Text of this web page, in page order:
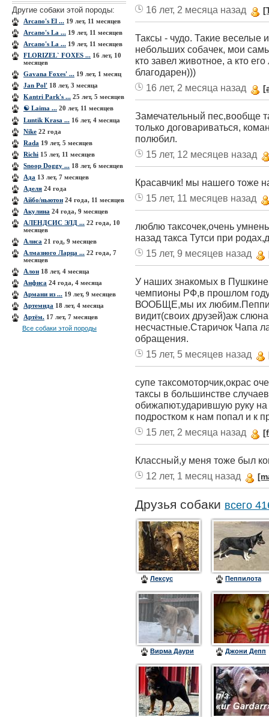
Другие собаки этой породы:
Arcano's El ... 19 лет, 11 месяцев
Arcano's La ... 19 лет, 11 месяцев
Arcano's La ... 19 лет, 11 месяцев
FLORIZEL` FOXES ... 16 лет, 10
месяцев
Gavana Foxes' ... 19 лет, 1 месяц
Jan Pol' 18 лет, 3 месяца
Kantri Park's ... 25 лет, 5 месяцев
☯ Laima ... 20 лет, 11 месяцев
Luntik Krasa ... 16 лет, 4 месяца
Nike 22 года
Rada 19 лет, 5 месяцев
Richi 15 лет, 11 месяцев
Snoop Doggy ... 18 лет, 6 месяцев
Ада 13 лет, 7 месяцев
Аделя 24 года
Айбо/ньютон 24 года, 11 месяцев
Акулина 24 года, 9 месяцев
АЛЕНДСИС ЭЛД ... 22 года, 10
месяцев
Алиса 21 год, 9 месяцев
Алмазного Ларца ... 22 года, 7
месяцев
Алон 18 лет, 4 месяца
Анфиса 24 года, 4 месяца
Армани из ... 19 лет, 9 месяцев
Артемида 18 лет, 4 месяца
Артём. 17 лет, 7 месяцев
Все собаки этой породы
16 лет, 2 месяца назад
Таксы - чудо. Такие веселые
небольших собачек, мои
кто завел животное, а кто
благодарен)))
16 лет, 2 месяца назад
Замечательный пес,вообще
только договариваться,
полюбил.
15 лет, 12 месяцев назад
Красавчик! мы нашего тоже
15 лет, 11 месяцев назад
люблю таксочек,очень
назад такса Тутси при
15 лет, 9 месяцев назад
У наших знакомых в
чемпионы РФ,в прошлом
ВООБЩЕ,мы их любим.Пеппи
видит(своих друзей)аж
несчастные.Старичок Чапа
обращения.
15 лет, 5 месяцев назад
супе таксомоторчик,окрас
таксы в большинстве
обижапют.ударившую руку
подростком к нам попал и к
15 лет, 2 месяца назад
Классный,у меня тоже был
12 лет, 1 месяц назад
Друзья собаки всего
Лексус Пеппилота
Вирма Даури Джони Депп